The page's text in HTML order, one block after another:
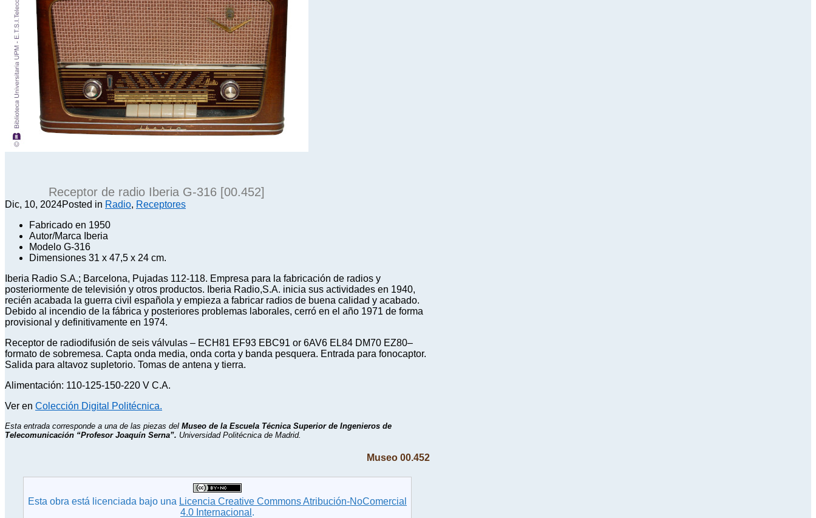
Receptor de radio Iberia G-316 [00.452]
Dic, 10, 2024Posted in Radio, Receptores
Fabricado en 1950
Autor/Marca Iberia
Modelo G-316
Dimensiones 31 x 47,5 x 24 cm.
Iberia Radio S.A.; Barcelona, Pujadas 112-118. Empresa para la fabricación de radios y
posteriormente de televisión y otros productos. Iberia Radio,S.A. inicia sus actividades en 1940,
recién acabada la guerra civil española y empieza a fabricar radios de buena calidad y acabado.
Debido al incendio de la fábrica y posteriores problemas laborales, cerró en el año 1971 de forma
provisional y definitivamente en 1974.
Receptor de radiodifusión de seis válvulas – ECH81 EF93 EBC91 or 6AV6 EL84 DM70 EZ80–
formato de sobremesa. Capta onda media, onda corta y banda pesquera. Entrada para fonocaptor.
Salida para altavoz supletorio. Tomas de antena y tierra.
Alimentación: 110-125-150-220 V C.A.
Ver en Colección Digital Politécnica.
Esta entrada corresponde a una de las piezas del Museo de la Escuela Técnica Superior de Ingenieros de
Telecomunicación “Profesor Joaquín Serna”. Universidad Politécnica de Madrid.
Museo 00.452
Esta obra está licenciada bajo una Licencia Creative Commons Atribución-NoComercial
4.0 Internacional .